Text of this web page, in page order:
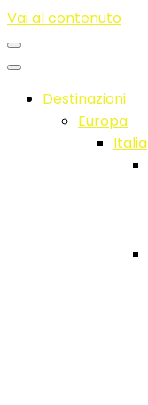
Vai al contenuto
Destinazioni
Europa
Italia